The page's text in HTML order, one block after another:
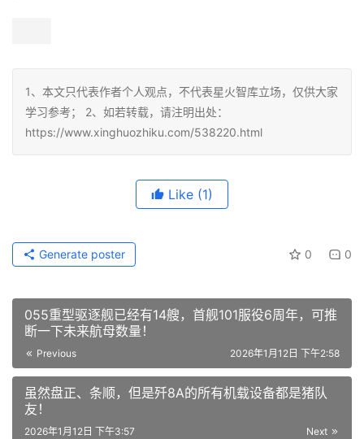
1、本文只代表作者个人观点，不代表星火智库立场，仅供大家
学习参考； 2、如若转载，请注明出处：
https://www.xinghuozhiku.com/538220.html
Like (1)
0 0
Generate poster
055重型驱逐舰已经有14艘，首舰101服役6周年，可推
断一下未来航母数量！
Previous 2026年1月12日 下午2:58
虽然盘正、条顺，但是歼8A的所有机载设备都是猪队
友！
Next
2026年1月12日 下午3:57